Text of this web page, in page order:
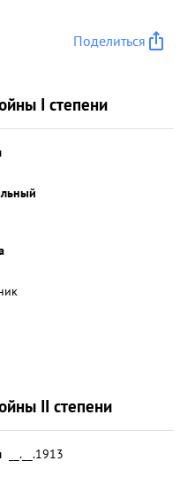
Поделиться
I степени
II степени
__.__.1913